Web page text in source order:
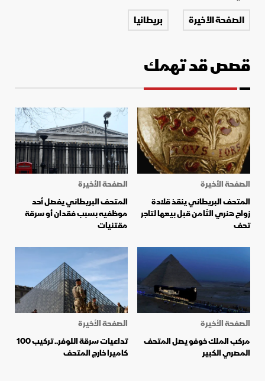
الصفحة الأخيرة بريطانيا
قصص قد تهمك
الصفحة الأخيرة
المتحف البريطاني ينقذ قلادة
زواج هنري الثامن قبل بيعها لتاجر
تحف
الصفحة الأخيرة
المتحف البريطاني يفصل أحد
موظفيه بسبب فقدان أو سرقة
مقتنيات
الصفحة الأخيرة
مركب الملك خوفو يصل المتحف
المصري الكبير
الصفحة الأخيرة
تداعيات سرقة اللوفر.. تركيب 100
كاميرا خارج المتحف